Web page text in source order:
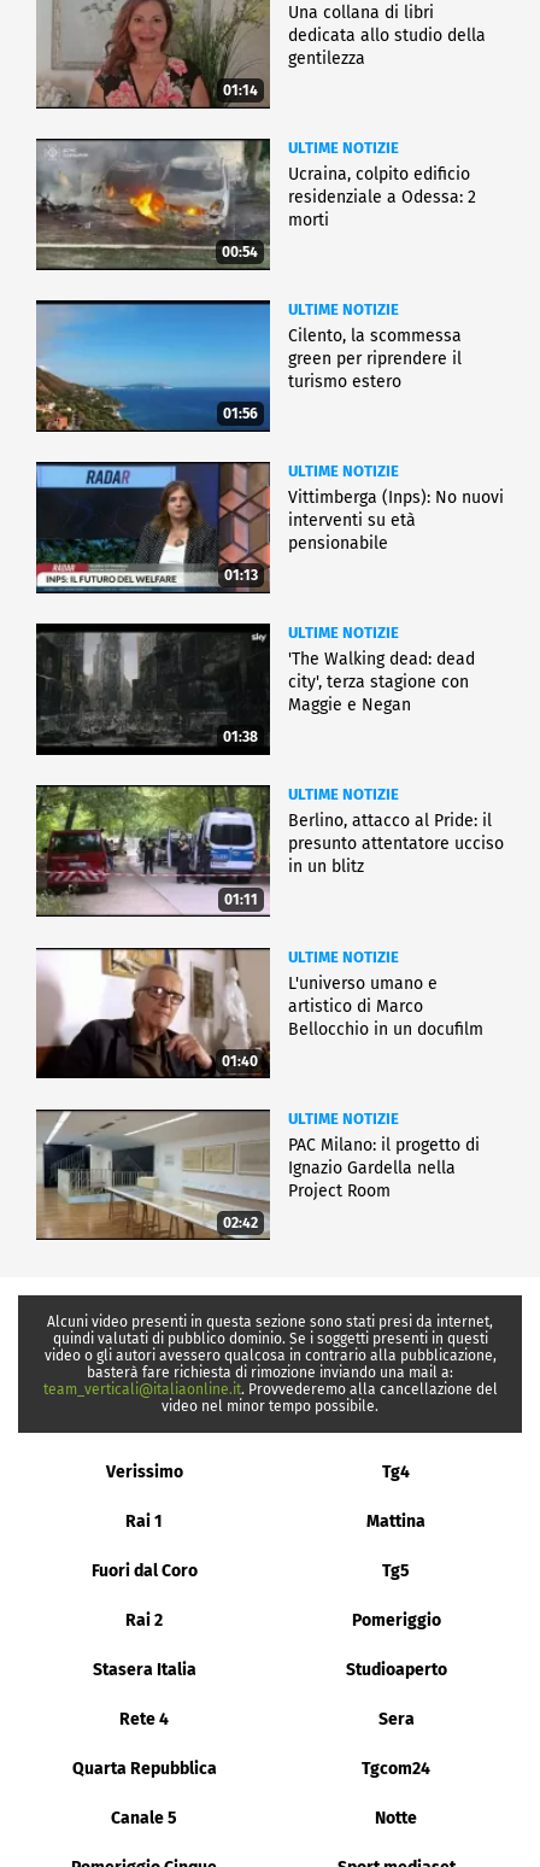
01:14
Una collana di libri
dedicata allo studio della
gentilezza
00:54
ULTIME NOTIZIE
Ucraina, colpito edificio
residenziale a Odessa: 2
morti
01:56
ULTIME NOTIZIE
Cilento, la scommessa
green per riprendere il
turismo estero
01:13
ULTIME NOTIZIE
Vittimberga (Inps): No nuovi
interventi su età
pensionabile
01:38
ULTIME NOTIZIE
'The Walking dead: dead
city', terza stagione con
Maggie e Negan
01:11
ULTIME NOTIZIE
Berlino, attacco al Pride: il
presunto attentatore ucciso
in un blitz
01:40
ULTIME NOTIZIE
L'universo umano e
artistico di Marco
Bellocchio in un docufilm
02:42
ULTIME NOTIZIE
PAC Milano: il progetto di
Ignazio Gardella nella
Project Room
Alcuni video presenti in questa sezione sono stati presi da internet,
quindi valutati di pubblico dominio. Se i soggetti presenti in questi
video o gli autori avessero qualcosa in contrario alla pubblicazione,
basterà fare richiesta di rimozione inviando una mail a:
team_verticali@italiaonline.it. Provvederemo alla cancellazione del
video nel minor tempo possibile.
Verissimo Tg4
Rai 1 Mattina
Fuori dal Coro Tg5
Rai 2 Pomeriggio
Stasera Italia Studioaperto
Rete 4 Sera
Quarta Repubblica Tgcom24
Canale 5 Notte